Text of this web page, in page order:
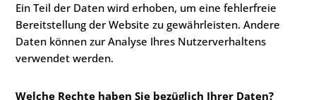
Ein Teil der Daten wird erhoben, um eine fehlerfreie
Bereitstellung der Website zu gewährleisten. Andere
Daten können zur Analyse Ihres Nutzerverhaltens
verwendet werden.
Welche Rechte haben Sie bezüglich Ihrer Daten?